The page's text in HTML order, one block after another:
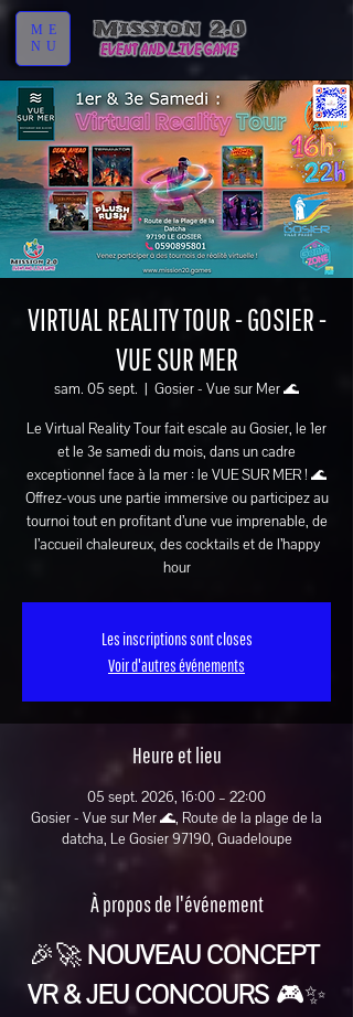
ME
NU
VIRTUAL REALITY TOUR - GOSIER -
VUE SUR MER
sam. 05 sept.
  |
Gosier - Vue sur Mer 🌊
Le Virtual Reality Tour fait escale au Gosier, le 1er
et le 3e samedi du mois, dans un cadre
exceptionnel face à la mer : le VUE SUR MER ! 🌊
Offrez-vous une partie immersive ou participez au
tournoi tout en profitant d’une vue imprenable, de
l’accueil chaleureux, des cocktails et de l’happy
hour
Les inscriptions sont closes
Voir d'autres événements
Heure et lieu
05 sept. 2026, 16:00 – 22:00
Gosier - Vue sur Mer 🌊, Route de la plage de la
datcha, Le Gosier 97190, Guadeloupe
À propos de l'événement
🎉🚀 NOUVEAU CONCEPT
VR & JEU CONCOURS 🎮✨